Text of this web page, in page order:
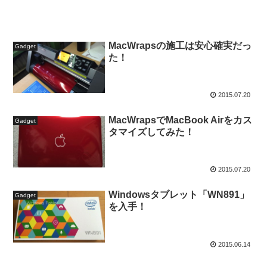
Gadget
MacWrapsの施工は安心確実だっ
た！
2015.07.20
Gadget
MacWrapsでMacBook Airをカス
タマイズしてみた！
2015.07.20
Gadget
Windowsタブレット「WN891」
を入手！
2015.06.14